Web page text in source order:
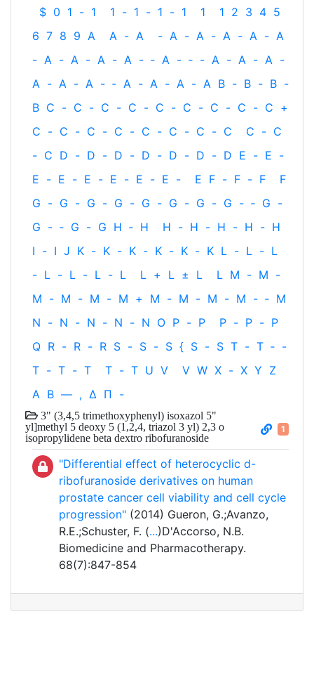
$ 0 1 - 1 1 - 1 - 1 - 1 1 1 2 3 4 5
6 7 8 9 A A - A - A - A - A - A - A
- A - A - A - A - ‐ A - ‐ - A - A - A -
A - A - A - ‐ A - A - A - A B - B - B -
B C - C - C - C - C - C - C - C - C +
C - C - C - C - C - C - C - C C - C
- C D - D - D - D - D - D - D E - E -
E - E - E - E - E - E - E F - F - F
F
G - G - G - G - G - G - G - G - ‐ G -
G - ‐ G - G H ‐ H H - H - H - H - H
I - I J K - K - K - K - K - K L - L - L
- L - L - L - L L + L ± L L M - M -
M - M - M - M + M - M - M - M - ‐ M
N - N - N - N - N O P - P P - P - P
Q R - R - R S - S - S { S - S T - T ‐ -
T - T - T T - T U V V W X - X Y Z
Α Β — , Δ Π -
3" (3,4,5 trimethoxyphenyl) isoxazol 5"
yl]methyl 5 deoxy 5 (1,2,4, triazol 3 yl) 2,3 o
isopropylidene beta dextro ribofuranoside
1
"Differential effect of heterocyclic d-
ribofuranoside derivatives on human
prostate cancer cell viability and cell cycle
progression" (2014) Gueron, G.;Avanzo,
R.E.;Schuster, F. (...)D'Accorso, N.B.
Biomedicine and Pharmacotherapy.
68(7):847-854